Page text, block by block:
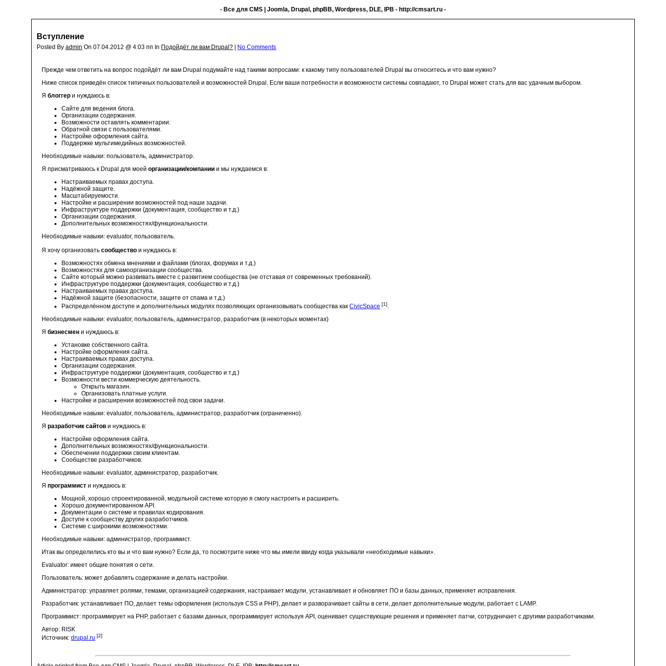
- Все для CMS | Joomla, Drupal, phpBB, Wordpress, DLE, IPB - http://cmsart.ru -
Вступление
Posted Byadmin On 07.04.2012 @ 4:03 пп In Подойдёт ли вам Drupal? No Comments
Прежде чем ответить на вопрос подойдёт ли вам Drupal подумайте над такими вопросами: к какому типу пользователей Drupal вы относитесь и что вам нужно?
Ниже список приведён список типичных пользователей и возможностей Drupal. Если ваши потребности и возможности системы совпадают, то Drupal может стать для вас удачным выбором.
Яблоггер и нуждаюсь в:
Сайте для ведения блога.
Организации содержания.
Возможности оставлять комментарии.
Обратной связи с пользователями.
Настройке оформления сайта.
Поддержке мультимедийных возможностей.
Необходимые навыки: пользователь, администратор.
Я присматриваюсь к Drupal для моейорганизации/компании и мы нуждаемся в:
Настраиваемых правах доступа.
Надёжной защите.
Масштабируемости.
Настройке и расширении возможностей под наши задачи.
Инфраструктуре поддержки (документация, сообщество и т.д.)
Организации содержания.
Дополнительных возможностях/функциональности.
Необходимые навыки: evaluator, пользователь.
Я хочу организоватьсообщество и нуждаюсь в:
Возможностях обмена мнениями и файлами (блогах, форумах и т.д.)
Возможностях для самоорганизации сообщества.
Сайте который можно развивать вместе с развитием сообщества (не отставая от современных требований).
Инфраструктуре поддержки (документация, сообщество и т.д.)
Настраиваемых правах доступа.
Надёжной защите (безопасности, защите от спама и т.д.)
Распределённом доступе и дополнительных модулях позволяющих организовывать сообщества какCivicSpace [1].
Необходимые навыки: evaluator, пользователь, администратор, разработчик (в некоторых моментах)
Ябизнесмен и нуждаюсь в:
Установке собственного сайта.
Настройке оформления сайта.
Настраиваемых правах доступа.
Организации содержания.
Инфраструктуре поддержки (документация, сообщество и т.д.)
Возможности вести коммерческую деятельность.
Открыть магазин.
Организовать платные услуги.
Настройке и расширении возможностей под свои задачи.
Необходимые навыки: evaluator, пользователь, администратор, разработчик (ограниченно).
Яразработчик сайтов и нуждаюсь в:
Настройке оформления сайта.
Дополнительных возможностях/функциональности.
Обеспечении поддержки своим клиентам.
Сообществе разработчиков.
Необходимые навыки: evaluator, администратор, разработчик.
Япрограммист и нуждаюсь в:
Мощной, хорошо спроектированной, модульной системе которую я смогу настроить и расширить.
Хорошо документированном API.
Документации о системе и правилах кодирования.
Доступе к сообществу других разработчиков.
Системе с широкими возможностями.
Необходимые навыки: администратор, программист.
Итак вы определились кто вы и что вам нужно? Если да, то посмотрите ниже что мы имели ввиду когда указывали «необходимые навыки».
Evaluator: имеет общие понятия о сети.
Пользователь: может добавлять содержание и делать настройки.
Администратор: управляет ролями, темами, организацией содержания, настраивает модули, устанавливает и обновляет ПО и базы данных, применяет исправления.
Разработчик: устанавливает ПО, делает темы оформления (используя CSS и PHP), делает и разворачивает сайты в сети, делает дополнительные модули, работает с LAMP.
Программист: программирует на PHP, работает с базами данных, программирует используя API, оценивает существующие решения и применяет патчи, сотрудничает с другими разработчиками.
Автор: RISK
Источник:drupal.ru [2]